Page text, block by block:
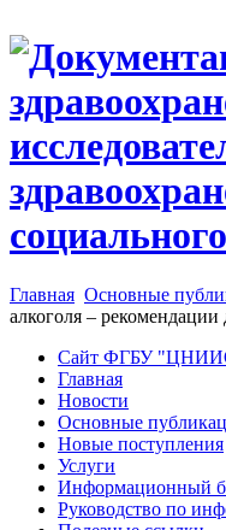
Главная Основные
алкоголя –
Сайт ФГБУ
Главная
Новости
Основные
Новые поступления
Услуги
Информационный
Руководство по